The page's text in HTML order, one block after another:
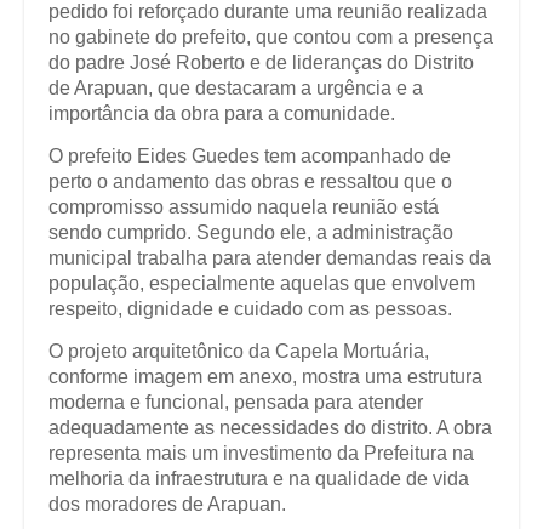
pedido foi reforçado durante uma reunião realizada
no gabinete do prefeito, que contou com a presença
do padre José Roberto e de lideranças do Distrito
de Arapuan, que destacaram a urgência e a
importância da obra para a comunidade.
O prefeito Eides Guedes tem acompanhado de
perto o andamento das obras e ressaltou que o
compromisso assumido naquela reunião está
sendo cumprido. Segundo ele, a administração
municipal trabalha para atender demandas reais da
população, especialmente aquelas que envolvem
respeito, dignidade e cuidado com as pessoas.
O projeto arquitetônico da Capela Mortuária,
conforme imagem em anexo, mostra uma estrutura
moderna e funcional, pensada para atender
adequadamente as necessidades do distrito. A obra
representa mais um investimento da Prefeitura na
melhoria da infraestrutura e na qualidade de vida
dos moradores de Arapuan.